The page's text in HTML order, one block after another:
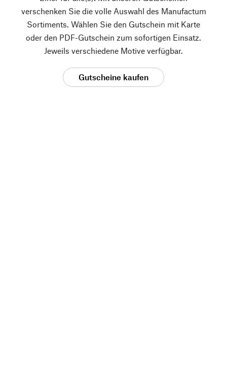
verschenken Sie die volle Auswahl des Manufactum
Sortiments. Wählen Sie den Gutschein mit Karte
oder den PDF-Gutschein zum sofortigen Einsatz.
Jeweils verschiedene Motive verfügbar.
Gutscheine kaufen